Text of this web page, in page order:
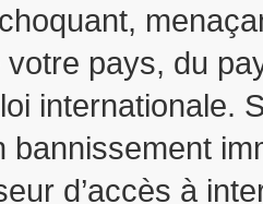
votre pays, du
internationale.
bannissement
d’accès à